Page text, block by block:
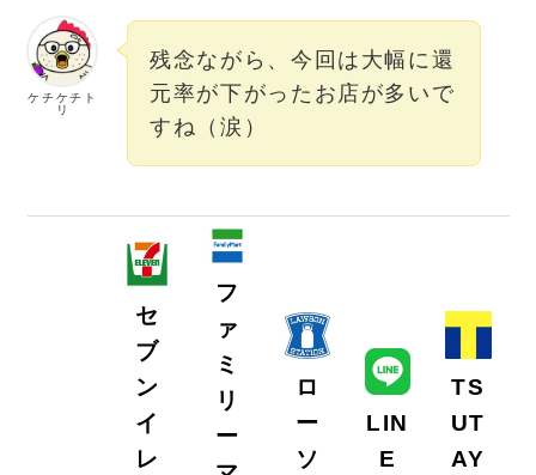
ケチケチト
リ
残念ながら、今回は大幅に還
元率が下がったお店が多いで
すね（涙）
セ
ブ
ン
イ
レ
フ
ァ
ミ
リ
ー
ロ
ー
ソ
LIN
E
TS
UT
AY